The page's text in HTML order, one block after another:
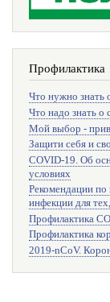
Профилактика
Что нужно знать
Что надо знать о
Мой выбор -
Защити себя и
COVID-19. Об
условиях
Рекомендации по
инфекции для
Профилактика
Профилактика
2019-nCoV.